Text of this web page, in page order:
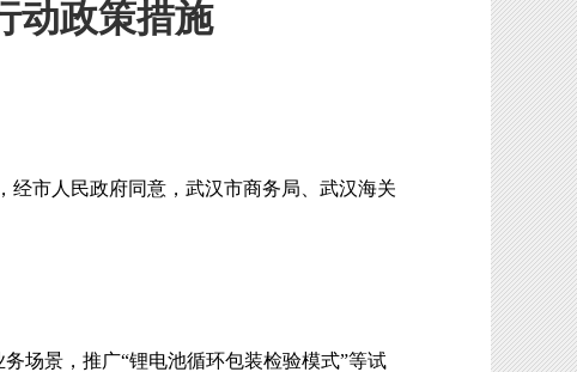
动政策措施
， 经市人民政府同意，武汉市商务局、武汉海关
务场景 ，推广“锂电池循环包装检验模式”等试